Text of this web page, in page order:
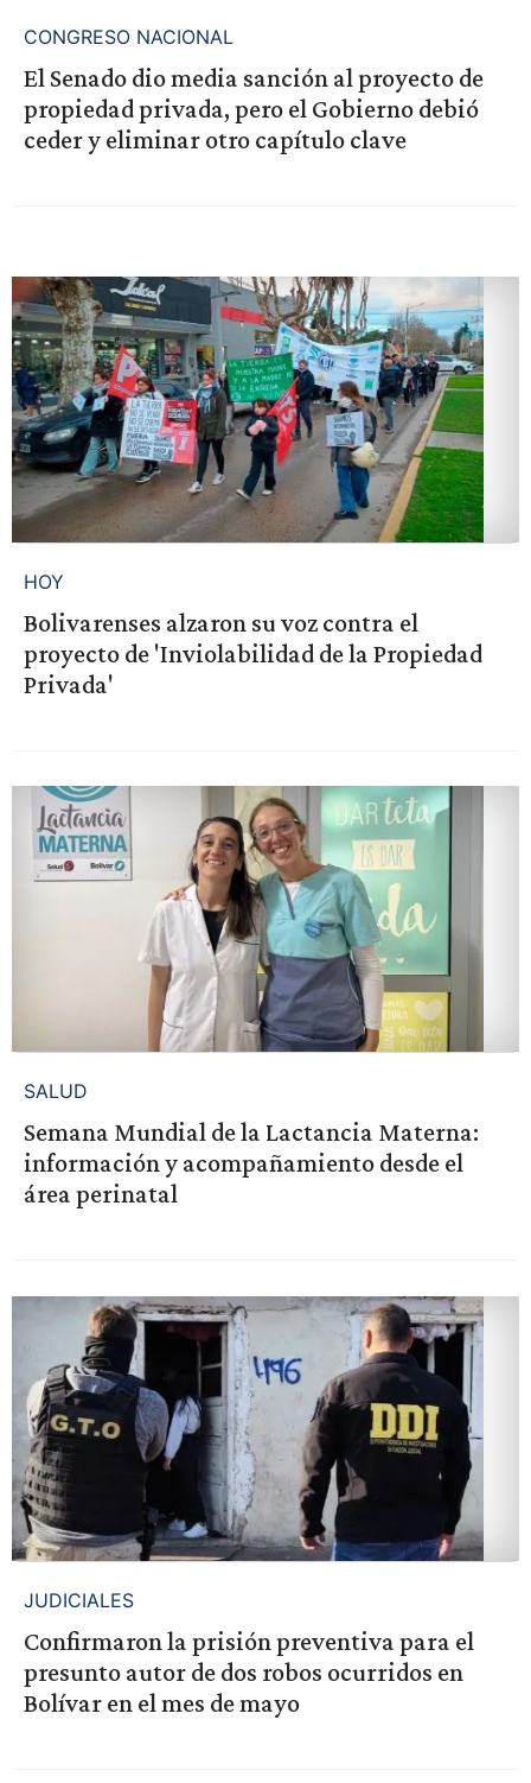
CONGRESO NACIONAL
El Senado dio media sanción al proyecto de
propiedad privada, pero el Gobierno debió
ceder y eliminar otro capítulo clave
HOY
Bolivarenses alzaron su voz contra el
proyecto de 'Inviolabilidad de la Propiedad
Privada'
SALUD
Semana Mundial de la Lactancia Materna:
información y acompañamiento desde el
área perinatal
JUDICIALES
Confirmaron la prisión preventiva para el
presunto autor de dos robos ocurridos en
Bolívar en el mes de mayo